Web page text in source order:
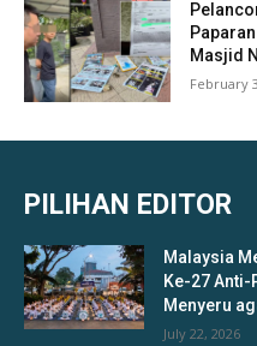
Masjid
February
PILIHAN EDITOR
Malaysia
Ke-27 Anti-
Menyeru
July 22, 2026